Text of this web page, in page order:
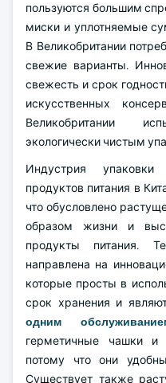
пользуются большим
миски и уплотняемые
В Великобритании
свежие варианты.
свежесть и срок
искусственных
Великобритании
экологически чистым
Индустрия
продуктов питания в
что обусловлено
образом жизни и
продукты питания.
направлена на
которые просты в
срок хранения и
одним
герметичные чашки и
потому что они
Существует также